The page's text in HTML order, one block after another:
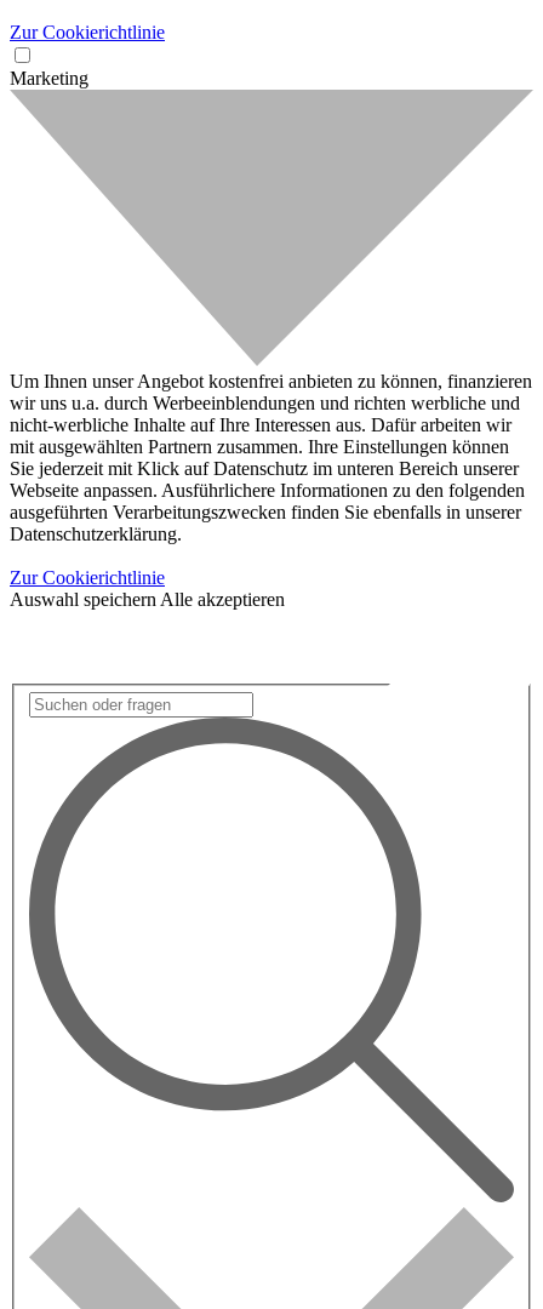
Zur Cookierichtlinie
Marketing
Um Ihnen unser Angebot kostenfrei anbieten zu können, finanzieren
wir uns u.a. durch Werbeeinblendungen und richten werbliche und
nicht-werbliche Inhalte auf Ihre Interessen aus. Dafür arbeiten wir
mit ausgewählten Partnern zusammen. Ihre Einstellungen können
Sie jederzeit mit Klick auf Datenschutz im unteren Bereich unserer
Webseite anpassen. Ausführlichere Informationen zu den folgenden
ausgeführten Verarbeitungszwecken finden Sie ebenfalls in unserer
Datenschutzerklärung.
Zur Cookierichtlinie
Auswahl speichern Alle akzeptieren